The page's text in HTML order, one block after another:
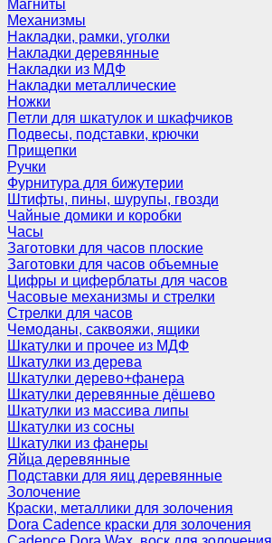
Магниты
Механизмы
Накладки, рамки, уголки
Накладки деревянные
Накладки из МДФ
Накладки металлические
Ножки
Петли для шкатулок и шкафчиков
Подвесы, подставки, крючки
Прищепки
Ручки
Фурнитура для бижутерии
Штифты, пины, шурупы, гвозди
Чайные домики и коробки
Часы
Заготовки для часов плоские
Заготовки для часов объемные
Цифры и циферблаты для часов
Часовые механизмы и стрелки
Стрелки для часов
Чемоданы, саквояжи, ящики
Шкатулки и прочее из МДФ
Шкатулки из дерева
Шкатулки дерево+фанера
Шкатулки деревянные дёшево
Шкатулки из массива липы
Шкатулки из сосны
Шкатулки из фанеры
Яйца деревянные
Подставки для яиц деревянные
Золочение
Краски, металлики для золочения
Dora Cadence краски для золочения